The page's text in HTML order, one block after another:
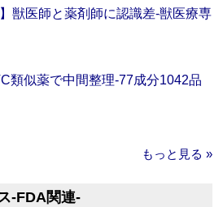
獣医師と薬剤師に認識差‐獣医療専
類似薬で中間整理‐77成分1042品
もっと見る »
‐FDA関連‐